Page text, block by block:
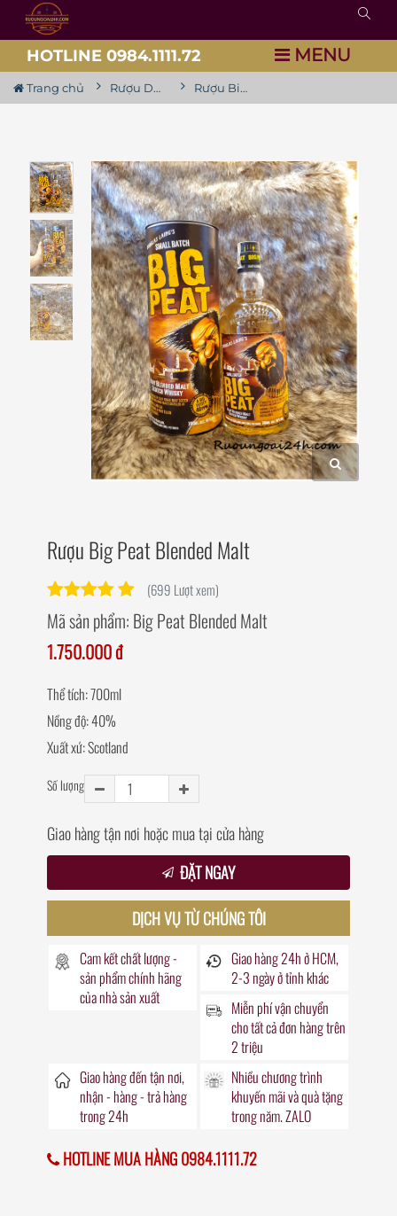
HOTLINE 0984.1111.72 MENU
Trang chủ Rượu Douglas Laing Rượu Big Peat Blended Malt
Rượu Big Peat Blended Malt
(699 Lượt xem)
Mã sản phẩm: Big Peat Blended Malt
1.750.000 đ
Thể tích: 700ml
Nồng độ: 40%
Xuất xứ: Scotland
Số lượng
Giao hàng tận nơi hoặc mua tại cửa hàng
ĐẶT NGAY
DỊCH VỤ TỪ CHÚNG TÔI
Cam kết chất lượng -
sản phẩm chính hãng
của nhà sản xuất
Giao hàng24hở HCM,
2-3 ngày ở tỉnh khác
Miễn phí vận chuyển
cho tất cả đơn hàng trên
2 triệu
Giao hàng đếntận nơi,
nhận - hàng - trả hàng
trong24h
Nhiều chương trình
khuyến mãivà quà tặng
trong năm. ZALO
HOTLINE MUA HÀNG 0984.1111.72